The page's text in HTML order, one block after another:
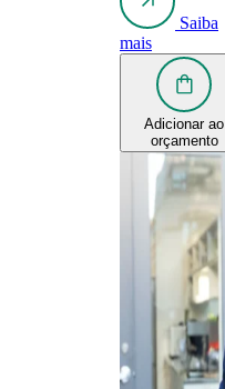
Saiba
mais
Adicionar ao
orçamento